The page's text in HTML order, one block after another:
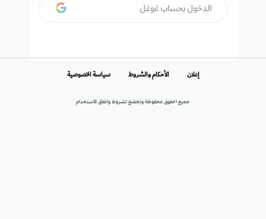
الدخول بحساب غوغل
جميع الحقوق محفوظة وتخضع لشروط واتفاق الاستخدام
إعلان الأحكام والشروط سياسة الخصوصية